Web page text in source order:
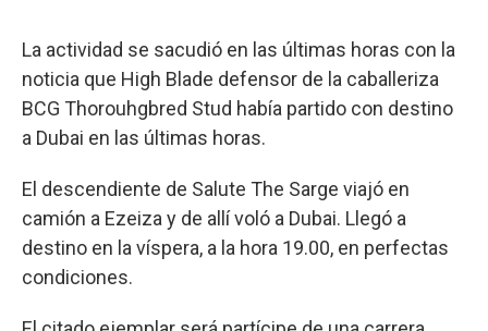
La actividad se sacudió en las últimas horas con la
noticia que High Blade defensor de la caballeriza
BCG Thorouhgbred Stud había partido con destino
a Dubai en las últimas horas.
El descendiente de Salute The Sarge viajó en
camión a Ezeiza y de allí voló a Dubai. Llegó a
destino en la víspera, a la hora 19.00, en perfectas
condiciones.